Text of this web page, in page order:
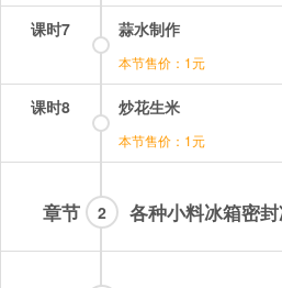
课时7 蒜水制作
本节售价：1元
课时8 炒花生米
本节售价：1元
章节 2